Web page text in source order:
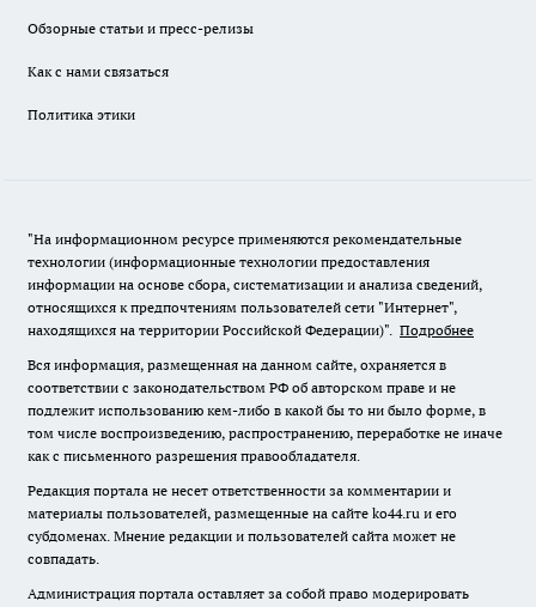
Обзорные статьи и пресс-релизы
Как с нами связаться
Политика этики
"На информационном ресурсе применяются рекомендательные
технологии (информационные технологии предоставления
информации на основе сбора, систематизации и анализа сведений,
относящихся к предпочтениям пользователей сети "Интернет",
находящихся на территории Российской Федерации)". Подробнее
Вся информация, размещенная на данном сайте, охраняется в
соответствии с законодательством РФ об авторском праве и не
подлежит использованию кем-либо в какой бы то ни было форме, в
том числе воспроизведению, распространению, переработке не иначе
как с письменного разрешения правообладателя.
Редакция портала не несет ответственности за комментарии и
материалы пользователей, размещенные на сайте ko44.ru и его
субдоменах. Мнение редакции и пользователей сайта может не
совпадать.
Администрация портала оставляет за собой право модерировать